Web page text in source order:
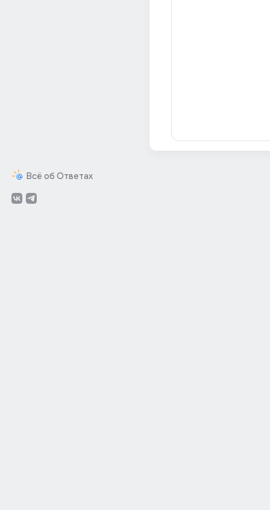
Всё об Ответах